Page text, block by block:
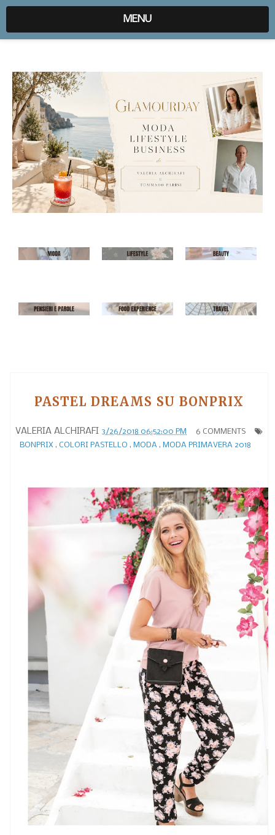
expr:lang=it;data:blog.locale
MENU
PASTEL DREAMS SU BONPRIX
VALERIA ALCHIRAFI 3/26/2018 06:52:00 PM
6 COMMENTS
BONPRIX , COLORI PASTELLO , MODA , MODA PRIMAVERA 2018